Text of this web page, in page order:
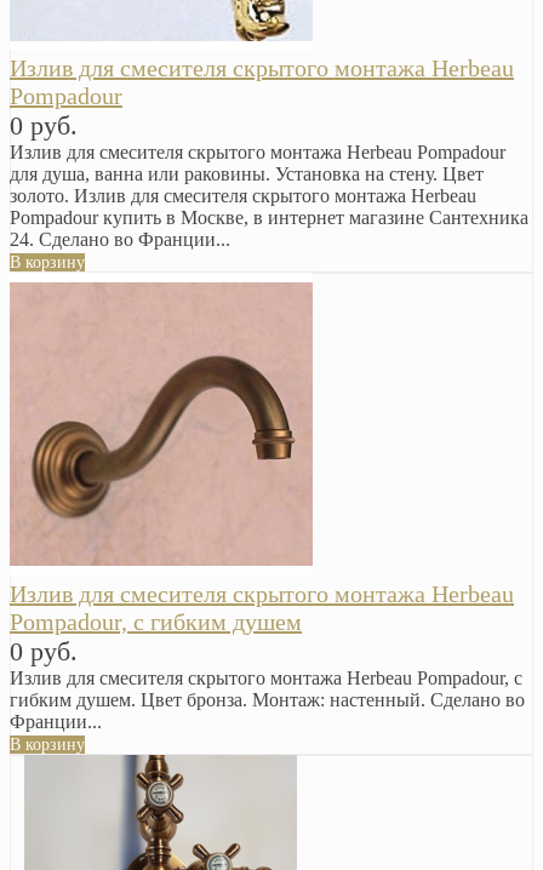
Излив для смесителя скрытого монтажа Herbeau
Pompadour
0 руб.
Излив для смесителя скрытого монтажа Herbeau Pompadour
для душа, ванна или раковины. Установка на стену. Цвет
золото. Излив для смесителя скрытого монтажа Herbeau
Pompadour купить в Москве, в интернет магазине Сантехника
24. Сделано во Франции...
В корзину
Излив для смесителя скрытого монтажа Herbeau
Pompadour, с гибким душем
0 руб.
Излив для смесителя скрытого монтажа Herbeau Pompadour, с
гибким душем. Цвет бронза. Монтаж: настенный. Сделано во
Франции...
В корзину